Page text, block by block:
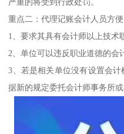
重点二：代理记账会计人员方便
1、要求其具有会计师以上技术
2、单位可以违反职业道德的会
3、若是相关单位没有设置会
据新的规定委托会计师事务所